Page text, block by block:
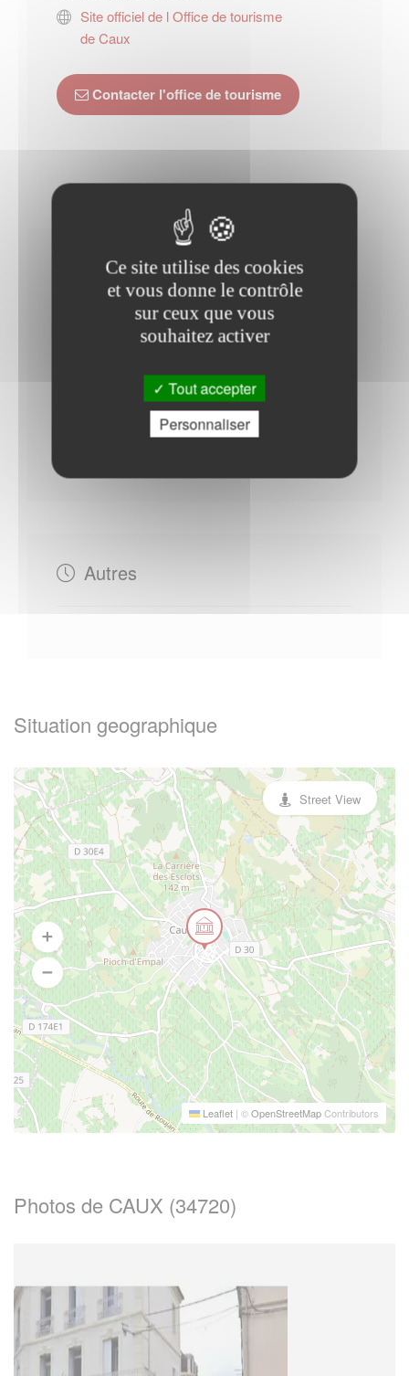
Site officiel de l Office de tourisme
de Caux
Contacter l'office de tourisme
Horaires Mairie
Du Mardi au Mercredi : - 09h00 à 12h00 - 15h00 à
Autres
Situation geographique
Leaflet | ©OpenStreetMapContributors
Street View
Photos de CAUX (34720)
Ce site utilise des cookies
et vous donne le contrôle
sur ceux que vous
souhaitez activer
Tout accepter
Personnaliser